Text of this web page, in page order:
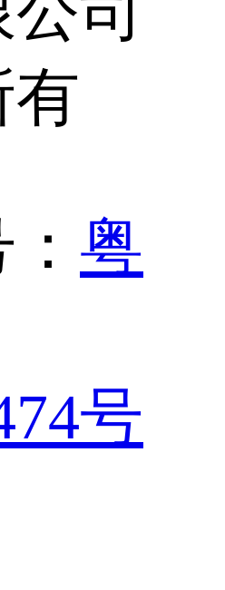
有
粤
号